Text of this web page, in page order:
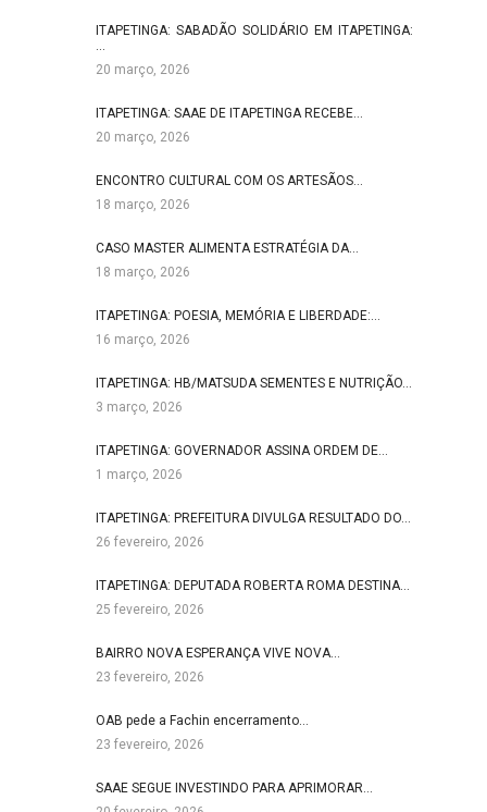
ITAPETINGA: SABADÃO SOLIDÁRIO EM ITAPETINGA:
…
20 março, 2026
ITAPETINGA: SAAE DE ITAPETINGA RECEBE…
20 março, 2026
ENCONTRO CULTURAL COM OS ARTESÃOS…
18 março, 2026
CASO MASTER ALIMENTA ESTRATÉGIA DA…
18 março, 2026
ITAPETINGA: POESIA, MEMÓRIA E LIBERDADE:…
16 março, 2026
ITAPETINGA: HB/MATSUDA SEMENTES E NUTRIÇÃO…
3 março, 2026
ITAPETINGA: GOVERNADOR ASSINA ORDEM DE…
1 março, 2026
ITAPETINGA: PREFEITURA DIVULGA RESULTADO DO…
26 fevereiro, 2026
ITAPETINGA: DEPUTADA ROBERTA ROMA DESTINA…
25 fevereiro, 2026
BAIRRO NOVA ESPERANÇA VIVE NOVA…
23 fevereiro, 2026
OAB pede a Fachin encerramento…
23 fevereiro, 2026
SAAE SEGUE INVESTINDO PARA APRIMORAR…